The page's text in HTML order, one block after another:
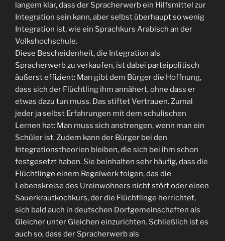
langem klar, dass der Spracherwerb ein Hilfsmittel zur
Integration sein kann, aber selbst überhaupt so wenig
Integration ist, wie ein Sprachkurs Arabisch an der
Volkshochschule.
Diese Bescheidenheit, die Integration als
Spracherwerb zu verkaufen, ist dabei parteipolitisch
äußerst effizient: Man gibt dem Bürger die Hoffnung,
dass sich der Flüchtling ihm annähert, ohne dass er
etwas dazu tun muss. Das stiftet Vertrauen. Zumal
jeder ja selbst Erfahrungen mit dem schulischen
Lernen hat: Man muss sich anstrengen, wenn man ein
Schüler ist. Zudem kann der Bürger bei den
Integrationstheorien bleiben, die sich bei ihm schon
festgesetzt haben. Sie beinhalten sehr häufig, dass die
Flüchtlinge einem Regelwerk folgen, das die
Lebenskreise des Ureinwohners nicht stört oder einen
Sauerkrautkochkurs, der die Flüchtlinge herrichtet,
sich bald auch in deutschen Dorfgemeinschaften als
Gleicher unter Gleichen einzurichten. Schließlich ist es
auch so, dass der Spracherwerb als